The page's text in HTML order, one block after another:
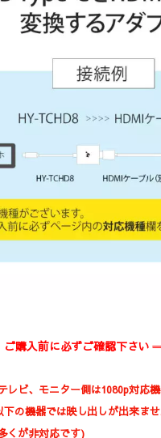
ご購入前に必ずご確認下さい
レビ、モニター側は1080p対応
下の機器では映し出しが出来ま
くが非対応です)